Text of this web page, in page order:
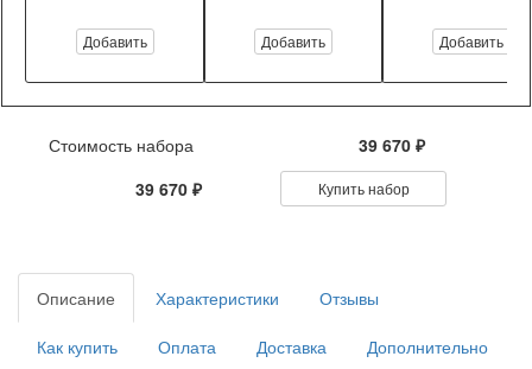
Добавить Добавить Добавить
Стоимость набора
39 670 ₽
39 670 ₽
Купить набор
Описание Характеристики Отзывы
Как купить Оплата Доставка
Дополнительно